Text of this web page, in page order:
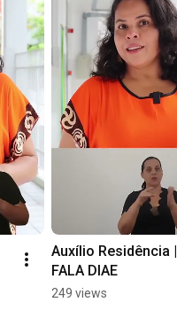
Auxílio Residência |
FALA DIAE
249 views